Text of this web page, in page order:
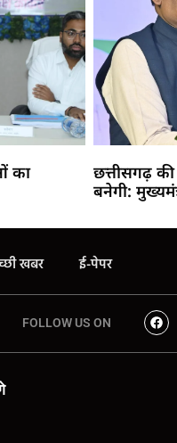
का
छत्तीसगढ़
बनेगी:
खबर ई-पेपर
FOLLOW US ON